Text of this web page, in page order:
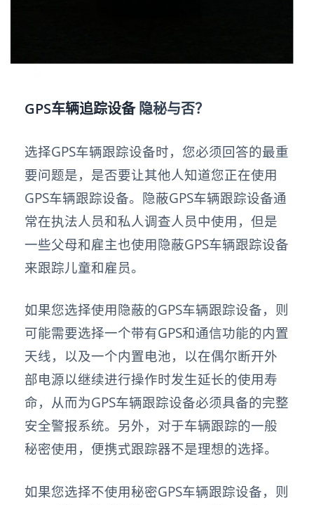
GPS车辆追踪设备 隐秘与否？
选择GPS车辆跟踪设备时，您必须回答的最重
要问题是，是否要让其他人知道您正在使用
GPS车辆跟踪设备。隐蔽GPS车辆跟踪设备通
常在执法人员和私人调查人员中使用，但是
一些父母和雇主也使用隐蔽GPS车辆跟踪设备
来跟踪儿童和雇员。
如果您选择使用隐蔽的GPS车辆跟踪设备，则
可能需要选择一个带有GPS和通信功能的内置
天线，以及一个内置电池，以在偶尔断开外
部电源以继续进行操作时发生延长的使用寿
命，从而为GPS车辆跟踪设备必须具备的完整
安全警报系统。另外，对于车辆跟踪的一般
秘密使用，便携式跟踪器不是理想的选择。
如果您选择不使用秘密GPS车辆跟踪设备，则